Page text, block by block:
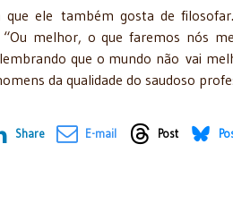
que ele também gosta de
melhor, o que faremos nós
que o mundo não vai
da qualidade do saudoso
Media
Share E-mail Post
expressão e Estado de Direito
Natal: o sentido da vida